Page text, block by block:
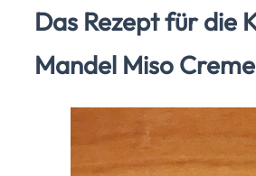
Das Rezept für die
Mandel Miso Creme